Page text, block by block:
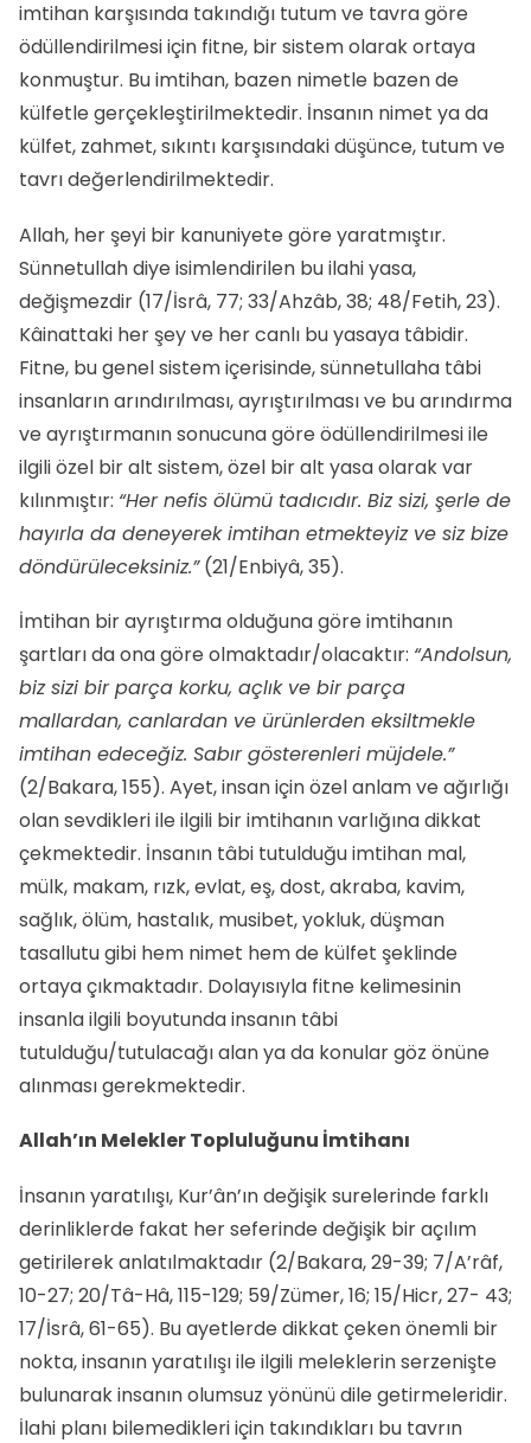
imtihan karşısında takındığı tutum ve tavra göre
ödüllendirilmesi için fitne, bir sistem olarak ortaya
konmuştur. Bu imtihan, bazen nimetle bazen de
külfetle gerçekleştirilmektedir. İnsanın nimet ya da
külfet, zahmet, sıkıntı karşısındaki düşünce, tutum ve
tavrı değerlendirilmektedir.
Allah, her şeyi bir kanuniyete göre yaratmıştır.
Sünnetullah diye isimlendirilen bu ilahi yasa,
değişmezdir (17/İsrâ, 77; 33/Ahzâb, 38; 48/Fetih, 23).
Kâinattaki her şey ve her canlı bu yasaya tâbidir.
Fitne, bu genel sistem içerisinde, sünnetullaha tâbi
insanların arındırılması, ayrıştırılması ve bu arındırma
ve ayrıştırmanın sonucuna göre ödüllendirilmesi ile
ilgili özel bir alt sistem, özel bir alt yasa olarak var
kılınmıştır: “Her nefis ölümü tadıcıdır. Biz sizi, şerle de
hayırla da deneyerek imtihan etmekteyiz ve siz bize
döndürüleceksiniz.”(21/Enbiyâ, 35).
İmtihan bir ayrıştırma olduğuna göre imtihanın
şartları da ona göre olmaktadır/olacaktır: “Andolsun,
biz sizi bir parça korku, açlık ve bir parça
mallardan, canlardan ve ürünlerden eksiltmekle
imtihan edeceğiz. Sabır gösterenleri müjdele.”
(2/Bakara, 155). Ayet, insan için özel anlam ve ağırlığı
olan sevdikleri ile ilgili bir imtihanın varlığına dikkat
çekmektedir. İnsanın tâbi tutulduğu imtihan mal,
mülk, makam, rızk, evlat, eş, dost, akraba, kavim,
sağlık, ölüm, hastalık, musibet, yok­luk, düşman
tasallutu gibi hem nimet hem de külfet şeklinde
ortaya çıkmaktadır. Dolayısıyla fitne kelimesinin
insanla ilgili boyutunda insanın tâbi
tutulduğu/tutulacağı alan ya da konular göz önüne
alınması gerekmektedir.
Allah’ın Melekler Topluluğunu İmtihanı
İnsanın yaratılışı, Kur’ân’ın değişik surelerinde farklı
derinliklerde fakat her seferinde değişik bir açılım
getirilerek anlatılmaktadır (2/Bakara, 29-39; 7/A’râf,
10-27; 20/Tâ-Hâ, 115-129; 59/Zümer, 16; 15/Hicr, 27- 43;
17/İsrâ, 61-65). Bu ayetlerde dikkat çeken önemli bir
nokta, insanın yaratılışı ile ilgili meleklerin serzenişte
bulunarak insanın olumsuz yönünü dile getirmeleridir.
İlahi planı bilemedikleri için takındıkları bu tavrın